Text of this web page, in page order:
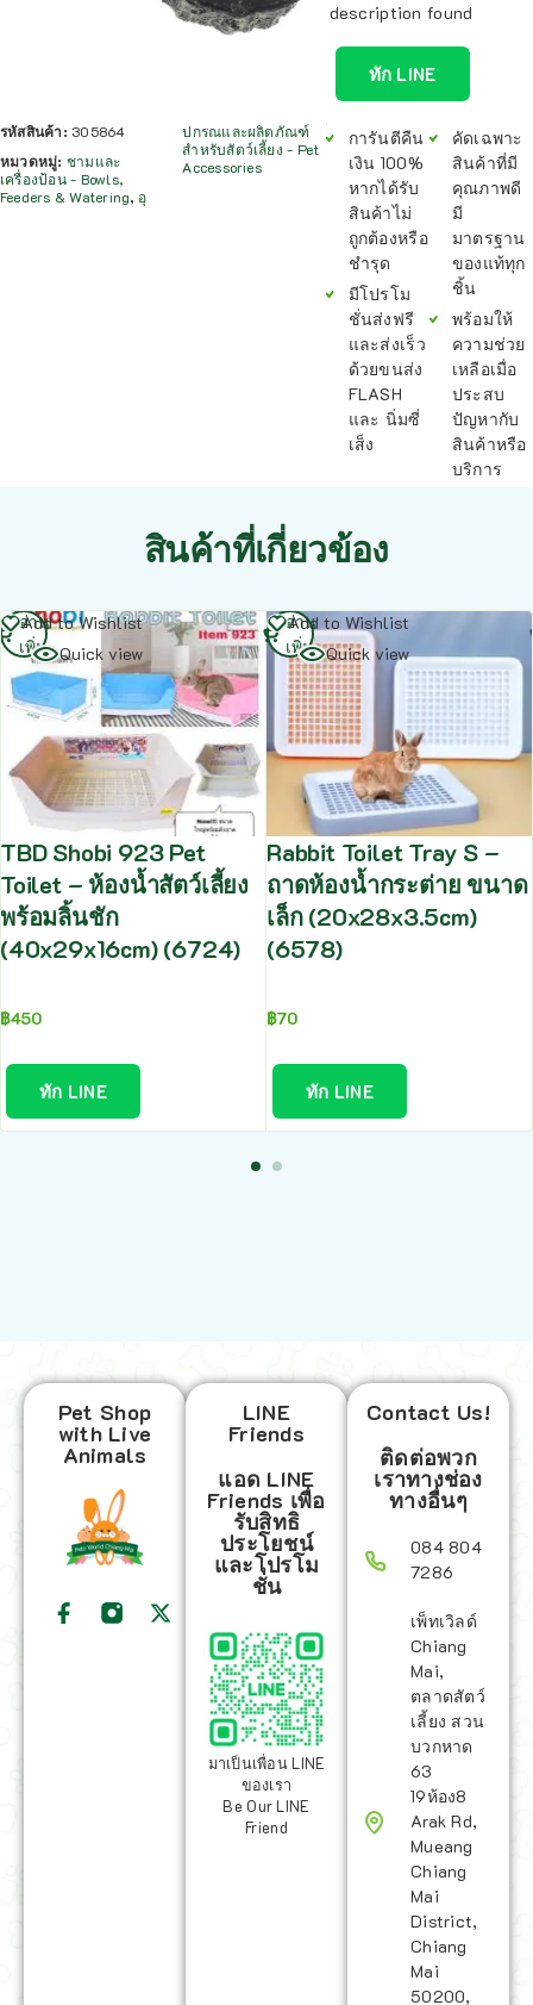
รหัสสินค้า: 305864
หมวดหมู่: ชามและ
เครื่องป้อน - Bowls,
Feeders & Watering, อุ
ปกรณและผลิตภัณฑ์
สำหรับสัตว์เลี้ยง - Pet
Accessories
description found
ทัก LINE
การันตีคืน
เงิน 100%
หากได้รับ
สินค้าไม่
ถูกต้องหรือ
ชำรุด
มีโปรโม
ชั่นส่งฟรี
และส่งเร็ว
ด้วยขนส่ง
FLASH
และ นิ่มซี่
เส็ง
คัดเฉพาะ
สินค้าที่มี
คุณภาพดี
มี
มาตรฐาน
ของแท้ทุก
ชิ้น
พร้อมให้
ความช่วย
เหลือเมื่อ
ประสบ
ปัญหากับ
สินค้าหรือ
บริการ
สินค้าที่เกี่ยวข้อง
Add to Wishlist
Quick view
TBD Shobi 923 Pet
Toilet – ห้องน้ำสัตว์เลี้ยง
พร้อมลิ้นชัก
(40x29x16cm) (6724)
฿450
ทัก LINE
อ่าน
เพิ่ม
Add to Wishlist
Quick view
Rabbit Toilet Tray S –
ถาดห้องน้ำกระต่าย ขนาด
เล็ก (20x28x3.5cm)
(6578)
฿70
ทัก LINE
อ่าน
เพิ่ม
Pet Shop
with Live
Animals
LINE
Friends
แอด LINE
Friends เพื่อ
รับสิทธิ
ประโยชน์
และโปรโม
ชั่น
มาเป็นเพื่อน LINE
ของเรา
Be Our LINE
Friend
Contact Us!
ติดต่อพวก
เราทางช่อง
ทางอื่นๆ
084 804
7286
เพ็ทเวิลด์
Chiang
Mai,
ตลาดสัตว์
เลี้ยง สวน
บวกหาด
63
19ห้อง8
Arak Rd,
Mueang
Chiang
Mai
District,
Chiang
Mai
50200,